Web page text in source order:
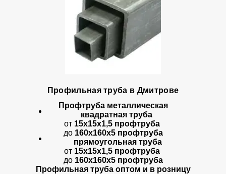
Профильная труба в Дмитрове
Профтруба металлическая
квадратная труба
от 15х15х1,5 профтруба
до 160х160х5 профтруба
прямоугольная труба
от 15х15х1,5 профтруба
до 160х160х5 профтруба
Профильная труба оптом и в розницу